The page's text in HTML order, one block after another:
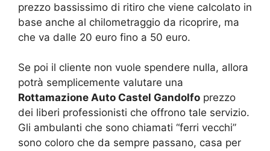
prezzo bassissimo di ritiro che viene calcolato in
base anche al chilometraggio da ricoprire, ma
che va dalle 20 euro fino a 50 euro.
Se poi il cliente non vuole spendere nulla, allora
potrà semplicemente valutare una
Rottamazione Auto Castel Gandolfo prezzo
dei liberi professionisti che offrono tale servizio.
Gli ambulanti che sono chiamati “ferri vecchi”
sono coloro che da sempre passano, casa per